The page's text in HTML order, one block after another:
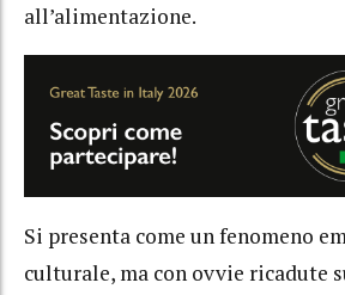
all’alimentazione.
Si presenta come un fenomeno
culturale, ma con ovvie ricadute